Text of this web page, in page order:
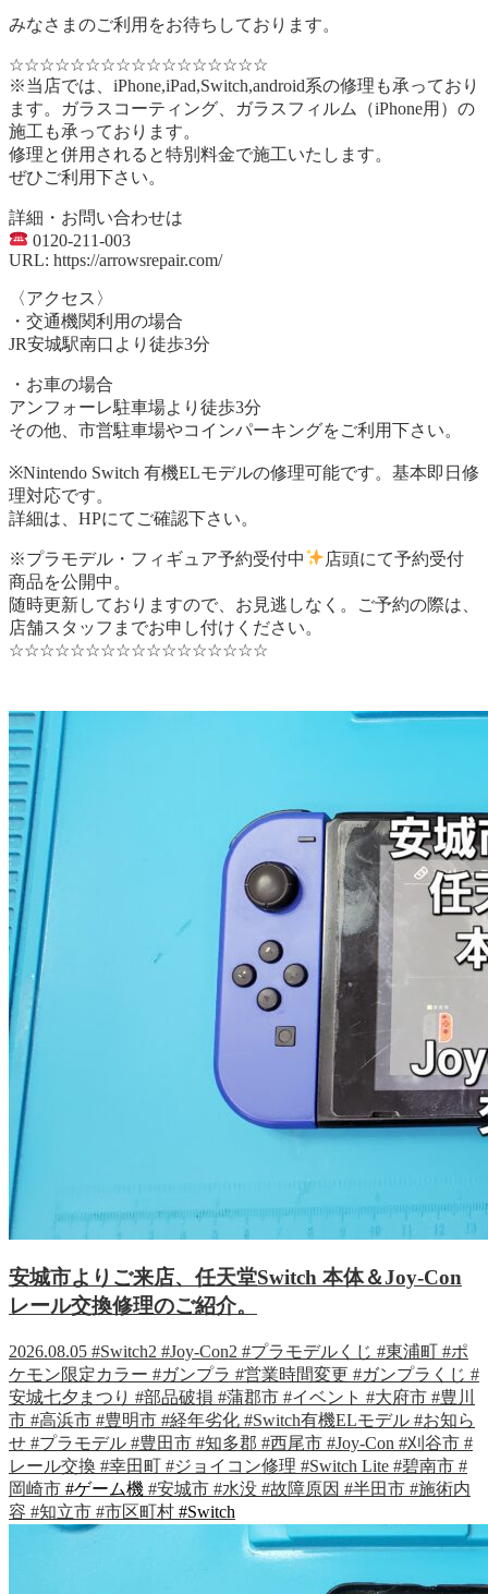
みなさまのご利用をお待ちしております。
☆☆☆☆☆☆☆☆☆☆☆☆☆☆☆☆☆
※当店では、iPhone,iPad,Switch,android系の修理も承っており
ます。ガラスコーティング、ガラスフィルム（iPhone用）の
施工も承っております。
修理と併用されると特別料金で施工いたします。
ぜひご利用下さい。
詳細・お問い合わせは
0120-211-003
URL: https://arrowsrepair.com/
〈アクセス〉
・交通機関利用の場合
JR安城駅南口より徒歩3分
・お車の場合
アンフォーレ駐車場より徒歩3分
その他、市営駐車場やコインパーキングをご利用下さい。
※Nintendo Switch 有機ELモデルの修理可能です。基本即日修
理対応です。
詳細は、HPにてご確認下さい。
※プラモデル・フィギュア予約受付中
店頭にて予約受付
商品を公開中。
随時更新しておりますので、お見逃しなく。ご予約の際は、
店舗スタッフまでお申し付けください。
☆☆☆☆☆☆☆☆☆☆☆☆☆☆☆☆☆
安城市よりご来店、任天堂Switch 本体＆Joy-Con
レール交換修理のご紹介。
2026.08.05 #Switch2 #Joy-Con2 #プラモデルくじ #東浦町 #ポ
ケモン限定カラー #ガンプラ #営業時間変更 #ガンプラくじ #
安城七夕まつり #部品破損 #蒲郡市 #イベント #大府市 #豊川
市 #高浜市 #豊明市 #経年劣化 #Switch有機ELモデル #お知ら
せ #プラモデル #豊田市 #知多郡 #西尾市 #Joy-Con #刈谷市 #
レール交換 #幸田町 #ジョイコン修理 #Switch Lite #碧南市 #
岡崎市 #ゲーム機 #安城市 #水没 #故障原因 #半田市 #施術内
容 #知立市 #市区町村 #Switch